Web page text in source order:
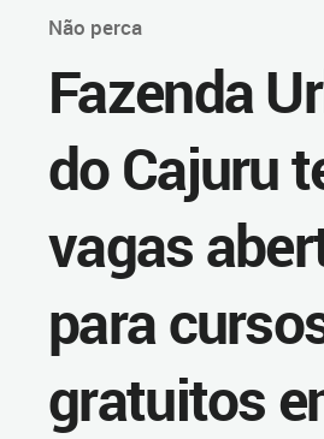
Não perca
Fazenda
do Cajuru
vagas
para
gratuitos